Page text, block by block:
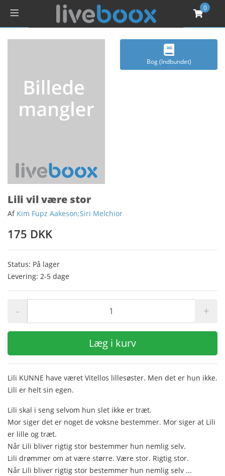
0
Bog (Indbundet)
Lili vil være stor
Af Kim Fupz Aakeson;Siri Melchior
175 DKK
Status: På lager
Levering: 2-5 dage
- +
Læg i kurv
Lili KUNNE have været Vitellos lillesøster. Men det er hun ikke.
Lili er helt sin egen.
Lili skal i seng selvom hun slet ikke er træt.
Mor siger det er noget de voksne bestemmer. Mor siger at Lili
er lille og træt.
Når Lili bliver rigtig stor bestemmer hun nemlig selv.
Lili drømmer om at være større. Være stor. Rigtig stor.
Når Lili bliver rigtig stor bestemmer hun nemlig selv ...